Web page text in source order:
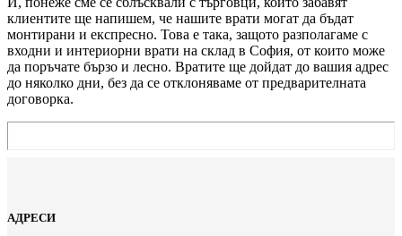
клиентите ще напишем, че нашите врати могат да бъдат
монтирани и експресно. Това е така, защото разполагаме с
входни и интериорни врати на склад в София, от които може
да поръчате бързо и лесно. Вратите ще дойдат до вашия адрес
до няколко дни, без да се отклоняваме от предварителната
договорка.
АДРЕСИ